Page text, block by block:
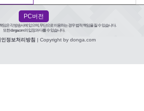
PC버전
임은 각 방송사에 있으며, 무단으로 이용하는 경우 법적 책임을 질 수 있습니다.
또한 donga.com의 입장과 다를 수 있습니다.
인정보처리방침 | Copyright by donga.com